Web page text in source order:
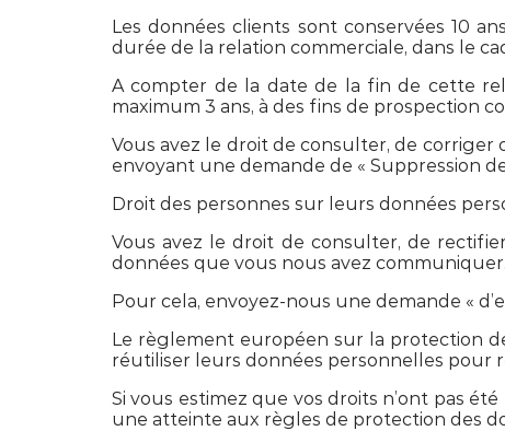
Les données clients sont conservées 10
durée de la relation commerciale, dans le
A compter de la date de la fin de cette
maximum 3 ans, à des fins de prospection
Vous avez le droit de consulter, de
envoyant une demande de « Suppression
Droit des personnes sur leurs données
Vous avez le droit de consulter, de
données que vous nous avez communiquer.
Pour cela, envoyez-nous une demande «
Le règlement européen sur la protection
réutiliser leurs données personnelles pour
Si vous estimez que vos droits n’ont pas
une atteinte aux règles de protection des